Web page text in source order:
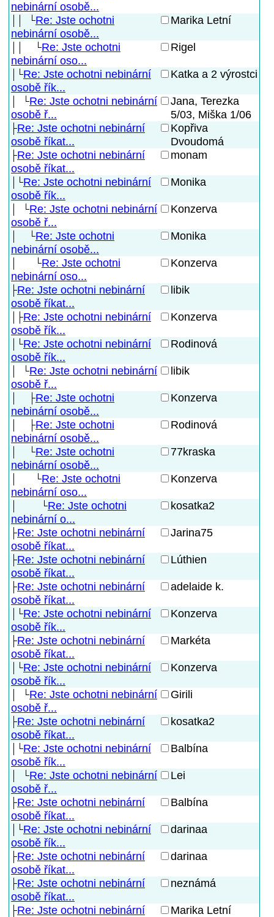
nebinární osobě...
Re: Jste ochotni
nebinární osobě...
Marika Letní
Re: Jste ochotni
nebinární oso...
Rigel
Re: Jste ochotni nebinární
osobě řík...
Katka a 2 výrostci
Re: Jste ochotni nebinární
osobě ř...
Jana, Terezka
5/03, Miška 1/06
Re: Jste ochotni nebinární
osobě říkat...
Kopřiva
Dvoudomá
Re: Jste ochotni nebinární
osobě říkat...
monam
Re: Jste ochotni nebinární
osobě řík...
Monika
Re: Jste ochotni nebinární
osobě ř...
Konzerva
Re: Jste ochotni
nebinární osobě...
Monika
Re: Jste ochotni
nebinární oso...
Konzerva
Re: Jste ochotni nebinární
osobě říkat...
libik
Re: Jste ochotni nebinární
osobě řík...
Konzerva
Re: Jste ochotni nebinární
osobě řík...
Rodinová
Re: Jste ochotni nebinární
osobě ř...
libik
Re: Jste ochotni
nebinární osobě...
Konzerva
Re: Jste ochotni
nebinární osobě...
Rodinová
Re: Jste ochotni
nebinární osobě...
77kraska
Re: Jste ochotni
nebinární oso...
Konzerva
Re: Jste ochotni
nebinární o...
kosatka2
Re: Jste ochotni nebinární
osobě říkat...
Jarina75
Re: Jste ochotni nebinární
osobě říkat...
Lúthien
Re: Jste ochotni nebinární
osobě říkat...
adelaide k.
Re: Jste ochotni nebinární
osobě řík...
Konzerva
Re: Jste ochotni nebinární
osobě říkat...
Markéta
Re: Jste ochotni nebinární
osobě řík...
Konzerva
Re: Jste ochotni nebinární
osobě ř...
Girili
Re: Jste ochotni nebinární
osobě říkat...
kosatka2
Re: Jste ochotni nebinární
osobě řík...
Balbína
Re: Jste ochotni nebinární
osobě ř...
Lei
Re: Jste ochotni nebinární
osobě říkat...
Balbína
Re: Jste ochotni nebinární
osobě řík...
darinaa
Re: Jste ochotni nebinární
osobě říkat...
darinaa
Re: Jste ochotni nebinární
osobě říkat...
neznámá
Re: Jste ochotni nebinární
Marika Letní